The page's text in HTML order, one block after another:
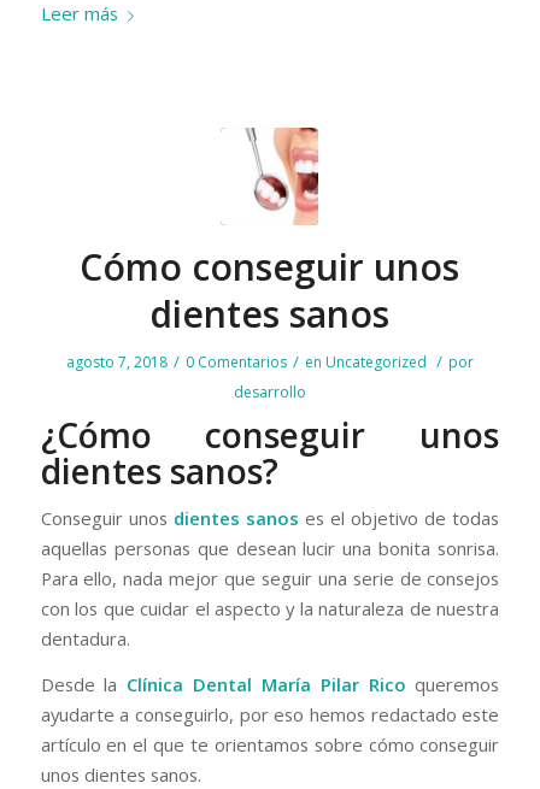
Leer más
Cómo conseguir unos
dientes sanos
agosto 7, 2018 / 0 Comentarios / en Uncategorized / por
desarrollo
¿Cómo conseguir unos
dientes sanos?
Conseguir unos dientes sanos es el objetivo de todas
aquellas personas que desean lucir una bonita sonrisa.
Para ello, nada mejor que seguir una serie de consejos
con los que cuidar el aspecto y la naturaleza de nuestra
dentadura.
Desde la Clínica Dental María Pilar Rico queremos
ayudarte a conseguirlo, por eso hemos redactado este
artículo en el que te orientamos sobre cómo conseguir
unos dientes sanos.